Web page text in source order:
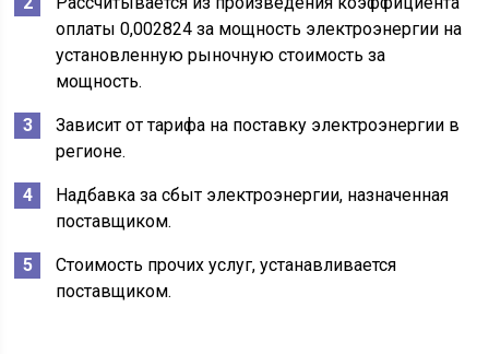
оплаты 0,002824 за мощность электроэнергии на
установленную рыночную стоимость за
мощность.
Зависит от тарифа на поставку электроэнергии в
регионе.
Надбавка за сбыт электроэнергии, назначенная
поставщиком.
Стоимость прочих услуг, устанавливается
поставщиком.